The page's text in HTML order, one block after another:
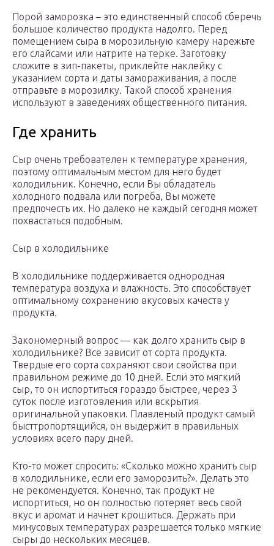
Порой заморозка – это единственный способ сберечь
большое количество продукта надолго. Перед
помещением сыра в морозильную камеру нарежьте
его слайсами или натрите на терке. Заготовку
сложите в зип-пакеты, приклейте наклейку с
указанием сорта и даты замораживания, а после
отправьте в морозилку. Такой способ хранения
используют в заведениях общественного питания.
Где хранить
Сыр очень требователен к температуре хранения,
поэтому оптимальным местом для него будет
холодильник. Конечно, если Вы обладатель
холодного подвала или погреба, Вы можете
предпочесть их. Но далеко не каждый сегодня может
похвастаться подобным.
Сыр в холодильнике
В холодильнике поддерживается однородная
температура воздуха и влажность. Это способствует
оптимальному сохранению вкусовых качеств у
продукта.
Закономерный вопрос — как долго хранить сыр в
холодильнике? Все зависит от сорта продукта.
Твердые его сорта сохраняют свои свойства при
правильном режиме до 10 дней. Если это мягкий
сыр, то он испортиться гораздо быстрее, через 3
суток после изготовления или вскрытия
оригинальной упаковки. Плавленый продукт самый
бысттропортящийся, он выдержит в правильных
условиях всего пару дней.
Кто-то может спросить: «Сколько можно хранить сыр
в холодильнике, если его заморозить?». Делать это
не рекомендуется. Конечно, так продукт не
испортиться, но он полностью потеряет весь свой
вкус и аромат и начнет крошиться. Держать при
минусовых температурах разрешается только мягкие
сыры до нескольких месяцев.